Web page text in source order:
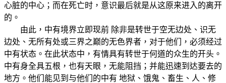
心脏的中心；而在死亡时，意识最后就是从这原来进入的离开
的。
由此，中有境界立即现前 除非是转世于空无边处、识无
边处、无所有处或三界之巅的无色界者，对于他们，必须经过
中有状态。在此状态中，有情具有转世于何道的众生的开头。
中有身全具五根，也有天眼，无能阻挡；并能迅速到达要去的
地方。他们能见到与他们的中有 地狱、饿鬼、畜生、人、修